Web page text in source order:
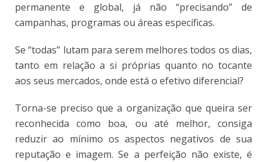
permanente e global, já não “precisando” de
campanhas, programas ou áreas específicas.
Se “todas” lutam para serem melhores todos os dias,
tanto em relação a si próprias quanto no tocante
aos seus mercados, onde está o efetivo diferencial?
Torna-se preciso que a organização que queira ser
reconhecida como boa, ou até melhor, consiga
reduzir ao mínimo os aspectos negativos de sua
reputação e imagem. Se a perfeição não existe, é